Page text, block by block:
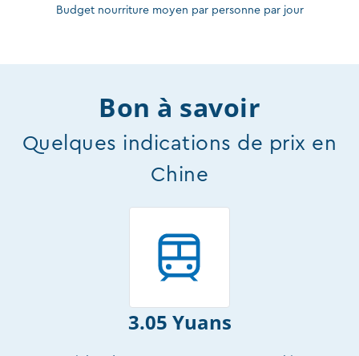
Budget nourriture moyen par personne par jour
Bon à savoir
Quelques indications de prix en
Chine
3.05 Yuans